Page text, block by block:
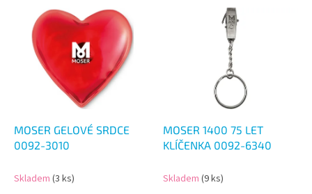
MOSER GELOVÉ SRDCE
0092-3010
Skladem (3 ks)
MOSER 1400 75 LET
KLÍČENKA 0092-6340
Skladem (9 ks)